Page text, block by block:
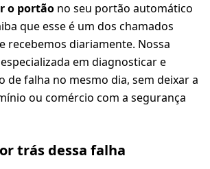
o portão no seu portão automático
que esse é um dos chamados
recebemos diariamente. Nossa
em diagnosticar e
de falha no mesmo dia, sem deixar a
ou comércio com a segurança
trás dessa falha